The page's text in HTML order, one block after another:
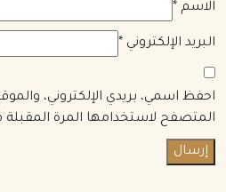
الاسم *
البريد الإلكتروني *
احفظ اسمي، بريدي الإلكتروني،
المتصفح لاستخدامها المرة المقبلة